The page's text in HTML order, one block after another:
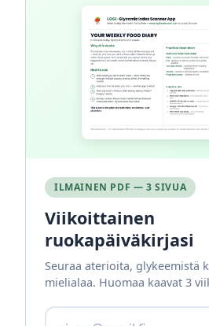
ILMAINEN PDF — 3 SIVUA
Viikoittainen
ruokapäiväkirjasi
Seuraa aterioita, glykeemistä
mielialaa. Huomaa kaavat 3